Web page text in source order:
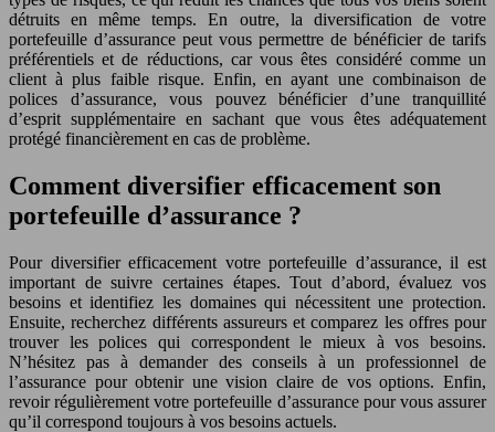
détruits en même temps. En outre, la diversification de votre
portefeuille d’assurance peut vous permettre de bénéficier de tarifs
préférentiels et de réductions, car vous êtes considéré comme un
client à plus faible risque. Enfin, en ayant une combinaison de
polices d’assurance, vous pouvez bénéficier d’une tranquillité
d’esprit supplémentaire en sachant que vous êtes adéquatement
protégé financièrement en cas de problème.
Comment diversifier efficacement son
portefeuille d’assurance ?
Pour diversifier efficacement votre portefeuille d’assurance, il est
important de suivre certaines étapes. Tout d’abord, évaluez vos
besoins et identifiez les domaines qui nécessitent une protection.
Ensuite, recherchez différents assureurs et comparez les offres pour
trouver les polices qui correspondent le mieux à vos besoins.
N’hésitez pas à demander des conseils à un professionnel de
l’assurance pour obtenir une vision claire de vos options. Enfin,
revoir régulièrement votre portefeuille d’assurance pour vous assurer
qu’il correspond toujours à vos besoins actuels.